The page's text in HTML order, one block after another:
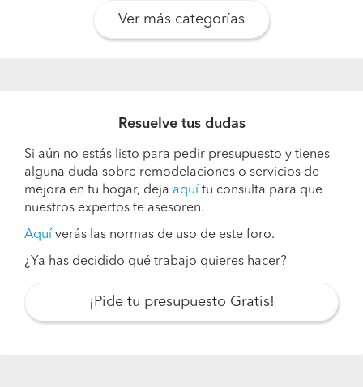
Ver más categorías
Resuelve tus dudas
Si aún no estás listo para pedir presupuesto y tienes
alguna duda sobre remodelaciones o servicios de
mejora en tu hogar, deja aquí tu consulta para que
nuestros expertos te asesoren.
Aquí verás las normas de uso de este foro.
¿Ya has decidido qué trabajo quieres hacer?
¡Pide tu presupuesto Gratis!